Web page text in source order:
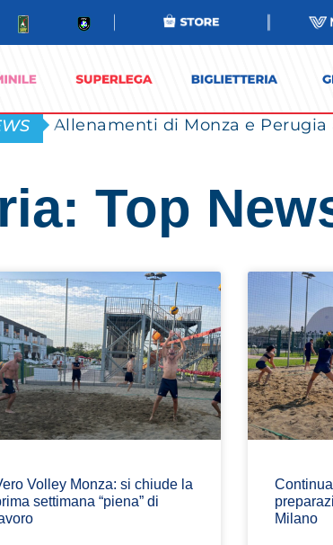
Allenamenti di Monza e
Top
Volley Monza: si chiude la
settimana “piena” di
Milano